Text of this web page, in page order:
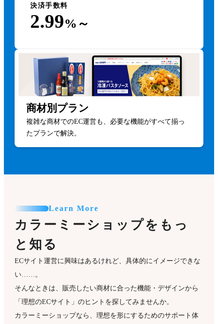
決済手数料
2.99%～
商材別プラン
複雑な商材でのEC運営も、必要な機能がすべて揃っ
たプランで解決。
Learn More
カラーミーショップをもっ
と知る
ECサイト運営に興味はあるけれど、具体的にイメージできな
い……。
そんなときは、販売したい商材に合った機能・デザインから
「理想のECサイト」のヒントを探してみませんか。
カラーミーショップなら、理想を形にするためのサポート体